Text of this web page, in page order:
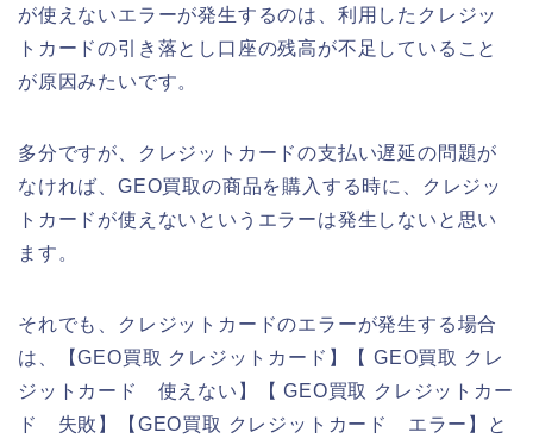
が使えないエラーが発生するのは、利用したクレジッ
トカードの引き落とし口座の残高が不足していること
が原因みたいです。
多分ですが、クレジットカードの支払い遅延の問題が
なければ、GEO買取の商品を購入する時に、クレジッ
トカードが使えないというエラーは発生しないと思い
ます。
それでも、クレジットカードのエラーが発生する場合
は、【GEO買取 クレジットカード】【 GEO買取 クレ
ジットカード 使えない】【 GEO買取 クレジットカー
ド 失敗】【GEO買取 クレジットカード エラー】と